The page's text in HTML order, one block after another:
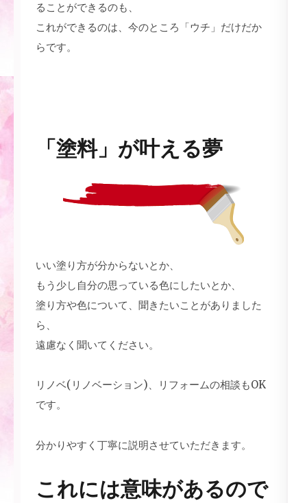
ることができるのも、
これができるのは、今のところ「ウチ」だけだか
らです。
「塗料」が叶える夢
いい塗り方が分からないとか、
もう少し自分の思っている色にしたいとか、
塗り方や色について、聞きたいことがありました
ら、
遠慮なく聞いてください。
リノベ(リノベーション)、リフォームの相談もOK
です。
分かりやすく丁寧に説明させていただきます。
これには意味があるので